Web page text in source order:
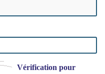
Vérification pour